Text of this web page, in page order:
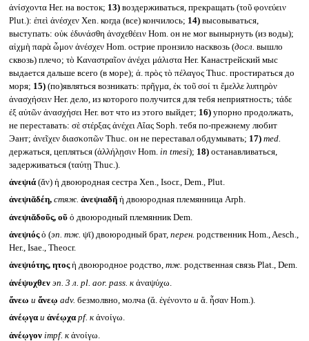
ἀνίσχοντα Her. на восток; 13)воздерживаться, прекращать (τοῦ φονεύειν
Plut.): ἐπεὶ ἀνέσχεν Xen. когда (все) кончилось; 14)высовываться,
выступать: οὐκ ἐδυνάσθη ἀνσχεθέειν Hom. он не мог вынырнуть (из воды);
αἰχμὴ παρὰ ὦμον ἀνέσχεν Hom. острие пронзило насквозь (досл. вышло
сквозь) плечо; τὸ Καναστραῖον ἀνέχει μάλιστα Her. Канастрейский мыс
выдается дальше всего (в море); ἀ. πρὸς τὸ πέλαγος Thuc. простираться до
моря; 15)(по)являться возникать: πρῆγμα, ἐκ τοῦ σοί τι ἔμελλε λυπηρὸν
ἀνασχήσειν Her. дело, из которого получится для тебя неприятность; τάδε
ἐξ αὐτῶν ἀνασχήσει Her. вот что из этого выйдет; 16)упорно продолжать,
не переставать: σὲ στέρξας ἀνέχει Αἴας Soph. тебя по-прежнему любит
Эант; ἀνεῖχεν διασκοπῶν Thuc. он не переставал обдумывать; 17) med.
держаться, цепляться (ἀλλήλῃσιν Hom. in tmesi); 18)останавливаться,
задерживаться (ταύτῃ Thuc.).
ἀνεψιά(ᾰν) ἡ двоюродная сестра Xen., Isocr., Dem., Plut.
ἀνεψιᾰδέη, стяж. ἀνεψιαδῆ ἡ двоюродная племянница Arph.
ἀνεψιᾰδοῦς, οῦὁ двоюродный племянник Dem.
ἀνεψιόςὁ (эп. тж. ψῑ) двоюродный брат, перен. родственник Hom., Aesch.,
Her., Isae., Theocr.
ἀνεψιότης, ητοςἡ двоюродное родство, тж. родственная связь Plat., Dem.
ἀνέψυχθεν эп. 3 л. pl. aor. pass. кἀναψύχω.
ἄνεω и ἄνεῳ adv. безмолвно, молча (ἄ. ἐγένοντο и ἄ. ἦσαν Hom.).
ἀνέῳγα и ἀνέῳχα pf. кἀνοίγω.
ἀνέῳγον impf. кἀνοίγω.